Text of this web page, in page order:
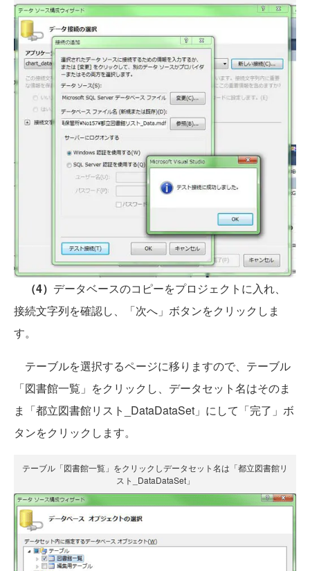
（4） データベースのコピーをプロジェクトに入れ、
接続文字列を確認し、「次へ」ボタンをクリックしま
す。
テーブルを選択するページに移りますので、テーブル
「図書館一覧」をクリックし、データセット名はそのま
ま「都立図書館リスト_DataDataSet」にして「完了」ボ
タンをクリックします。
テーブル「図書館一覧」をクリックしデータセット名は「都立図書館リ
スト_DataDataSet」